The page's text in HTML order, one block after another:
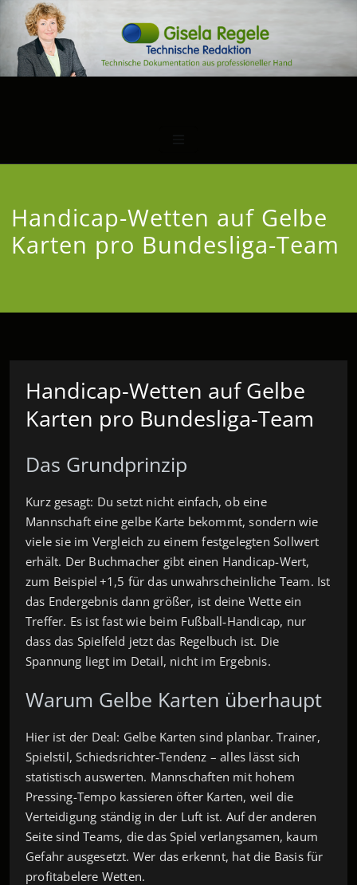
Handicap-Wetten auf Gelbe
Karten pro Bundesliga-Team
Handicap-Wetten auf Gelbe
Karten pro Bundesliga-Team
Das Grundprinzip
Kurz gesagt: Du setzt nicht einfach, ob eine
Mannschaft eine gelbe Karte bekommt, sondern wie
viele sie im Vergleich zu einem festgelegten Sollwert
erhält. Der Buchmacher gibt einen Handicap-Wert,
zum Beispiel +1,5 für das unwahrscheinliche Team. Ist
das Endergebnis dann größer, ist deine Wette ein
Treffer. Es ist fast wie beim Fußball‑Handicap, nur
dass das Spielfeld jetzt das Regelbuch ist. Die
Spannung liegt im Detail, nicht im Ergebnis.
Warum Gelbe Karten überhaupt
Hier ist der Deal: Gelbe Karten sind planbar. Trainer,
Spielstil, Schiedsrichter‑Tendenz – alles lässt sich
statistisch auswerten. Mannschaften mit hohem
Pressing-Tempo kassieren öfter Karten, weil die
Verteidigung ständig in der Luft ist. Auf der anderen
Seite sind Teams, die das Spiel verlangsamen, kaum
Gefahr ausgesetzt. Wer das erkennt, hat die Basis für
profitabelere Wetten.